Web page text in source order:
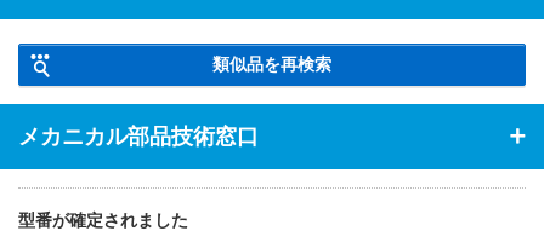
類似品を再検索
メカニカル部品技術窓口
型番が確定されました